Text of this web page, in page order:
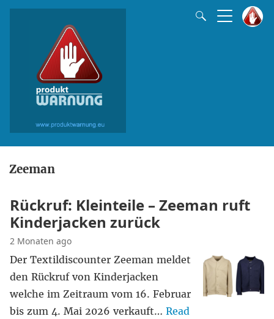
Zeeman
Rückruf: Kleinteile – Zeeman ruft
Kinderjacken zurück
2 Monaten ago
Der Textildiscounter Zeeman meldet
den Rückruf von Kinderjacken
welche im Zeitraum vom 16. Februar
bis zum 4. Mai 2026 verkauft… Read